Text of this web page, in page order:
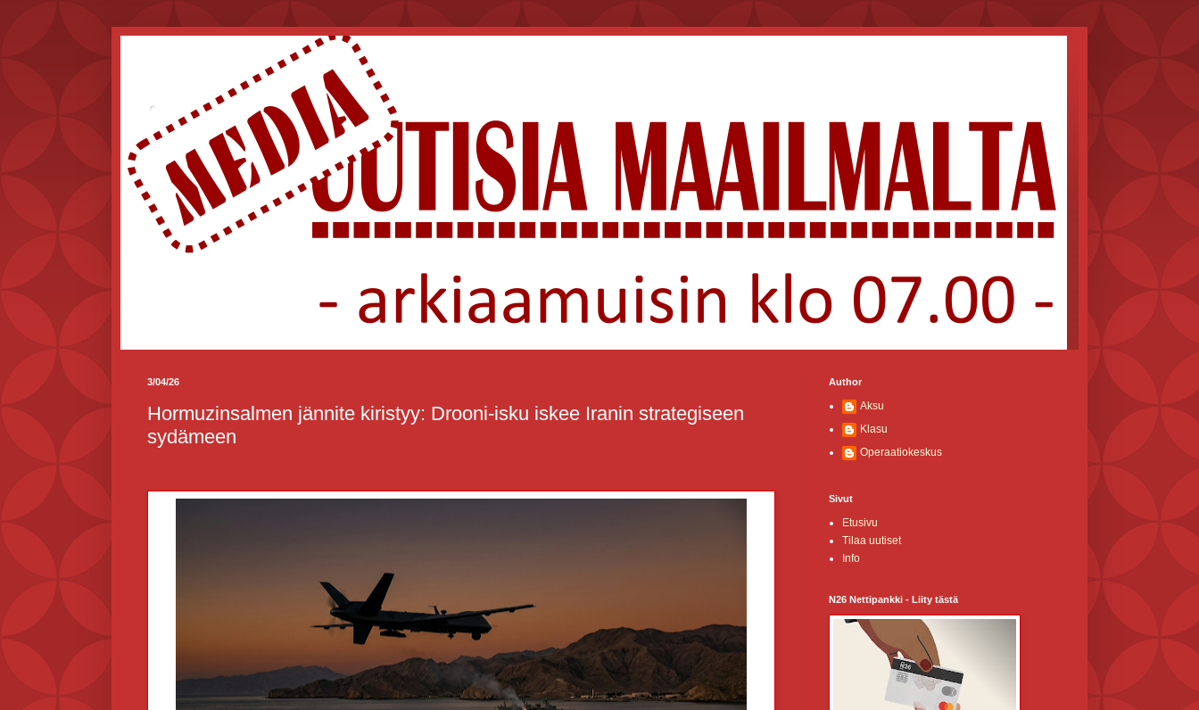
.
3/04/26
Hormuzinsalmen jännite kiristyy: Drooni-isku iskee Iranin strategiseen
sydämeen
Author
Aksu
Klasu
Operaatiokeskus
Sivut
Etusivu
Tilaa uutiset
Info
N26 Nettipankki - Liity tästä